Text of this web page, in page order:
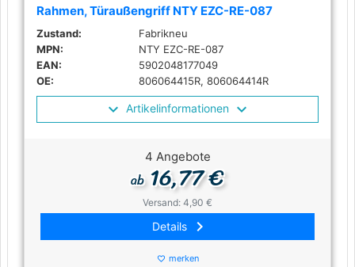
Rahmen, Türaußengriff NTY EZC-RE-087
Zustand:
Fabrikneu
MPN:
NTY EZC-RE-087
EAN:
5902048177049
OE:
806064415R, 806064414R
Artikelinformationen
4 Angebote
ab16,77 €
Versand: 4,90 €
Details keyboard_arrow_right
favorite_border merken